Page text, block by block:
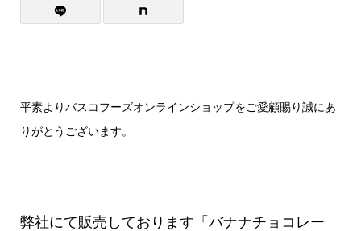
平素よりバスコフーズオンラインショップをご愛顧賜り誠にあ
りがとうございます。
弊社にて販売しております「バナナチョコレー